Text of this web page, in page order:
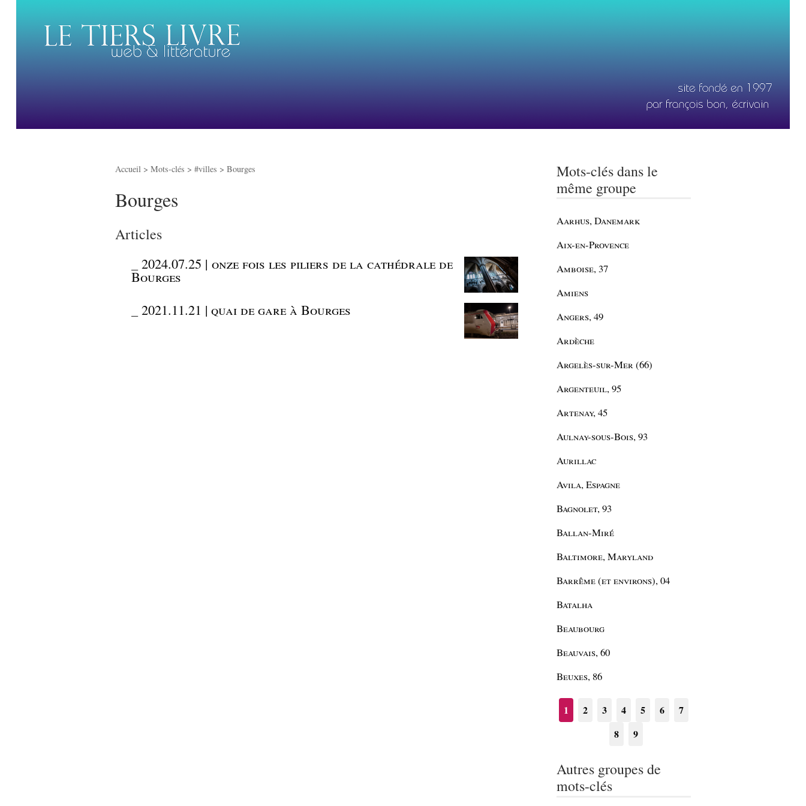
Accueil > Mots-clés > #villes > Bourges
Bourges
Articles
2024.07.25 | onze fois les piliers de la cathédrale de
Bourges
2021.11.21 | quai de gare à Bourges
Mots-clés dans le
même groupe
Aarhus, Danemark
Aix-en-Provence
Amboise, 37
Amiens
Angers, 49
Ardèche
Argelès-sur-Mer (66)
Argenteuil, 95
Artenay, 45
Aulnay-sous-Bois, 93
Aurillac
Avila, Espagne
Bagnolet, 93
Ballan-Miré
Baltimore, Maryland
Barrême (et environs), 04
Batalha
Beaubourg
Beauvais, 60
Beuxes, 86
1 2 3 4 5 6
7
8
9
Autres groupes de
mots-clés